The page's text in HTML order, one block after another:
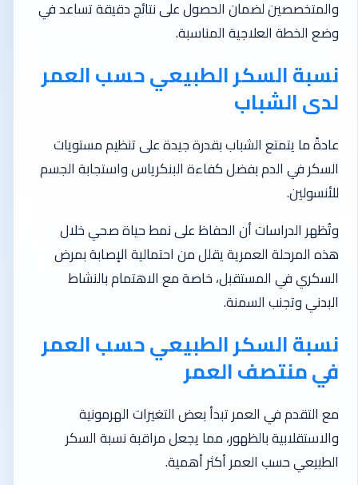
والمتخصصين لضمان الحصول على نتائج دقيقة تساعد في
وضع الخطة العلاجية المناسبة.
نسبة السكر الطبيعي حسب العمر
لدى الشباب
عادةً ما يتمتع الشباب بقدرة جيدة على تنظيم مستويات
السكر في الدم بفضل كفاءة البنكرياس واستجابة الجسم
للأنسولين.
وتُظهر الدراسات أن الحفاظ على نمط حياة صحي خلال
هذه المرحلة العمرية يقلل من احتمالية الإصابة بمرض
السكري في المستقبل، خاصة مع الاهتمام بالنشاط
البدني وتجنب السمنة.
نسبة السكر الطبيعي حسب العمر
في منتصف العمر
مع التقدم في العمر تبدأ بعض التغيرات الهرمونية
والاستقلابية بالظهور، مما يجعل مراقبة نسبة السكر
الطبيعي حسب العمر أكثر أهمية.